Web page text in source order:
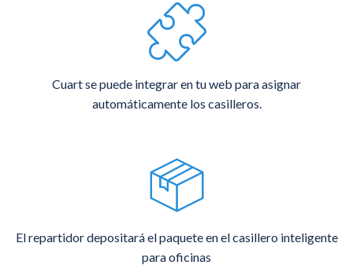
Cuart se puede integrar en tu web para asignar
automáticamente los casilleros.
El repartidor depositará el paquete en el casillero inteligente
para oficinas